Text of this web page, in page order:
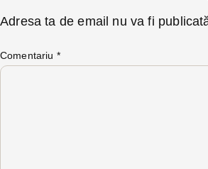
Adresa ta de email nu va fi
Comentariu *